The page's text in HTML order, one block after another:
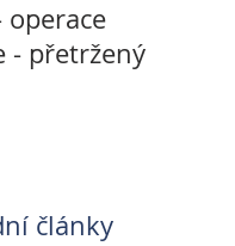
operace
- přetržený
články